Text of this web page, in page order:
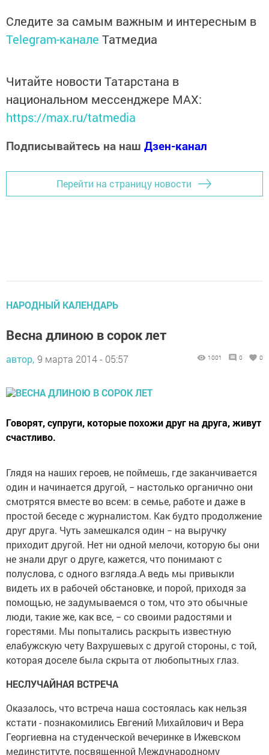
Следите за самым важным и интересным в
Telegram-канале Татмедиа
Читайте новости Татарстана в
национальном мессенджере MАХ:
https://max.ru/tatmedia
Подписывайтесь на наш Дзен-канал
Перейти на страницу новости
НАРОДНЫЙ КАЛЕНДАРЬ
Весна длиною в сорок лет
автор, 9 марта 2014 - 05:57 1001 0 0
Говорят, супруги, которые похожи друг на друга, живут
счастливо.
Глядя на наших героев, не поймешь, где заканчивается
один и начинается другой, − настолько органично они
смотрятся вместе во всем: в семье, работе и даже в
простой беседе с журналистом. Как будто продолжение
друг друга. Чуть замешкался один − на выручку
приходит другой. Нет ни одной мелочи, которую бы они
не знали друг о друге, кажется, что понимают с
полуслова, с одного взгляда.А ведь мы привыкли
видеть их в рабочей обстановке, и порой, приходя за
помощью, не задумываемся о том, что это обычные
люди, такие же, как все, − со своими радостями и
горестями. Мы попытались раскрыть известную
елабужскую чету Вахрушевых с другой стороны, с той,
которая доселе была скрыта от любопытных глаз.
НЕСЛУЧАЙНАЯ ВСТРЕЧА
Оказалось, что встреча наша состоялась как нельзя
кстати - познакомились Евгений Михайлович и Вера
Георгиевна на студенческой вечеринке в Ижевском
мединституте, посвященной Международному